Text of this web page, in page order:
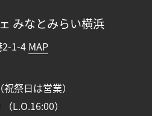
みなとみらい横浜
2-1-4 MAP
祭日は営業）
L.O.16:00）